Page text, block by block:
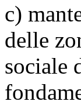
c)
delle
sociale